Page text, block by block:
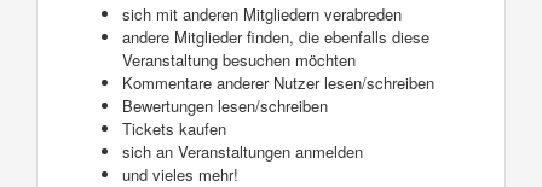
sich mit anderen Mitgliedern verabreden
andere Mitglieder finden, die ebenfalls diese
Veranstaltung besuchen möchten
Kommentare anderer Nutzer lesen/schreiben
Bewertungen lesen/schreiben
Tickets kaufen
sich an Veranstaltungen anmelden
und vieles mehr!